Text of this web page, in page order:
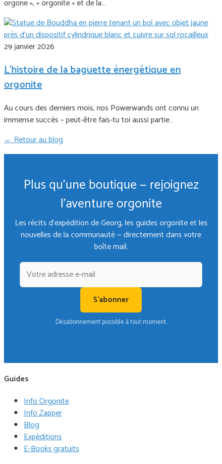
orgone », « orgonite » et de la…
29 janvier 2026
L’histoire de la baguette énergétique en
orgonite
Au cours des derniers mois, nos Powerwands ont connu un
immense succès – peut-être fais-tu toi aussi partie…
← Retour au blog
Plus qu'une boutique — rejoignez
l'aventure orgonite
Les récits d'expédition de Georg, les guides orgonite et les
nouvelles de la communauté — directement dans votre
boîte mail.
S'abonner
Désabonnement possible à tout moment.
Guides
Info Orgonite
Info Zapper
Blog
Expéditions
E-Books gratuits